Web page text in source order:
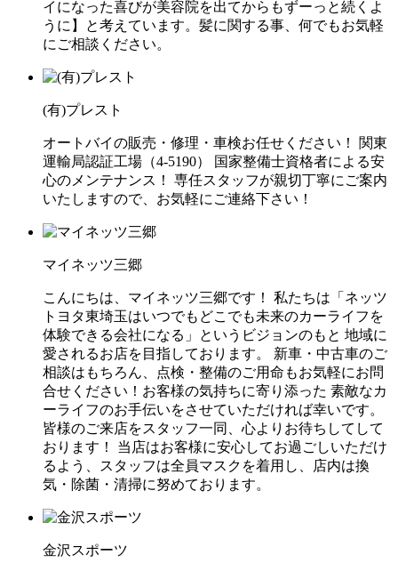
イになった喜びが美容院を出てからもずーっと続くよ
うに】と考えています。髪に関する事、何でもお気軽
にご相談ください。
(有)プレスト
オートバイの販売・修理・車検お任せください！ 関東
運輸局認証工場（4-5190） 国家整備士資格者による安
心のメンテナンス！ 専任スタッフが親切丁寧にご案内
いたしますので、お気軽にご連絡下さい！
マイネッツ三郷
こんにちは、マイネッツ三郷です！ 私たちは「ネッツ
トヨタ東埼玉はいつでもどこでも未来のカーライフを
体験できる会社になる」というビジョンのもと 地域に
愛されるお店を目指しております。 新車・中古車のご
相談はもちろん、点検・整備のご用命もお気軽にお問
合せください！お客様の気持ちに寄り添った 素敵なカ
ーライフのお手伝いをさせていただければ幸いです。
皆様のご来店をスタッフ一同、心よりお待ちしてして
おります！ 当店はお客様に安心してお過ごしいただけ
るよう、スタッフは全員マスクを着用し、店内は換
気・除菌・清掃に努めております。
金沢スポーツ